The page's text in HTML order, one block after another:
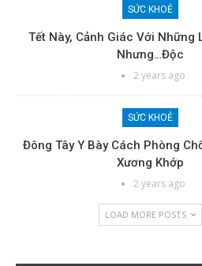
SỨC KHOẺ
Tết Này, Cảnh Giác Với Những
Nhưng…độc
2 years ago
SỨC KHOẺ
Đông Tây Y Bày Cách Phòng
Xương Khớp
2 years ago
LOAD MORE POSTS